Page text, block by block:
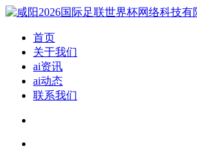
首页
关于我们
ai资讯
ai动态
联系我们